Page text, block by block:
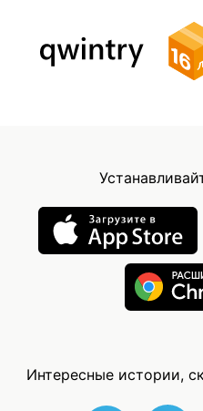
Интересные истории,